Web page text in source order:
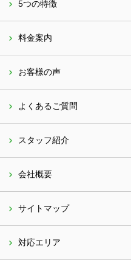
5つの特徴
料金案内
お客様の声
よくあるご質問
スタッフ紹介
会社概要
サイトマップ
対応エリア